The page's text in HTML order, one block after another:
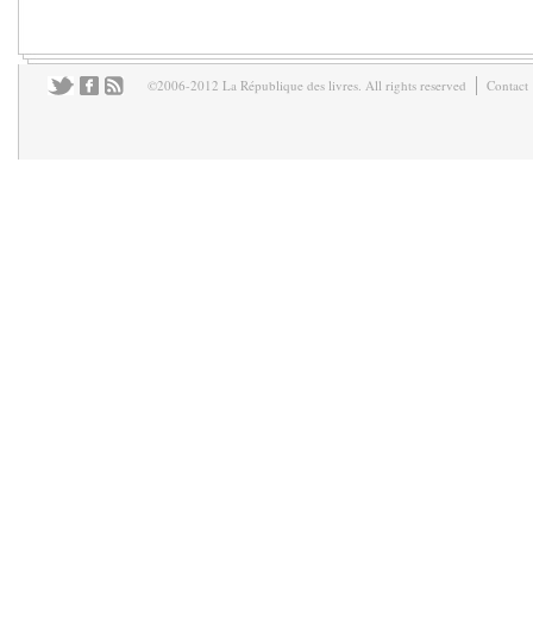
©2006-2012 La République des livres. All rights reserved Contact